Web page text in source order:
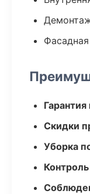
Скидки
Уборка